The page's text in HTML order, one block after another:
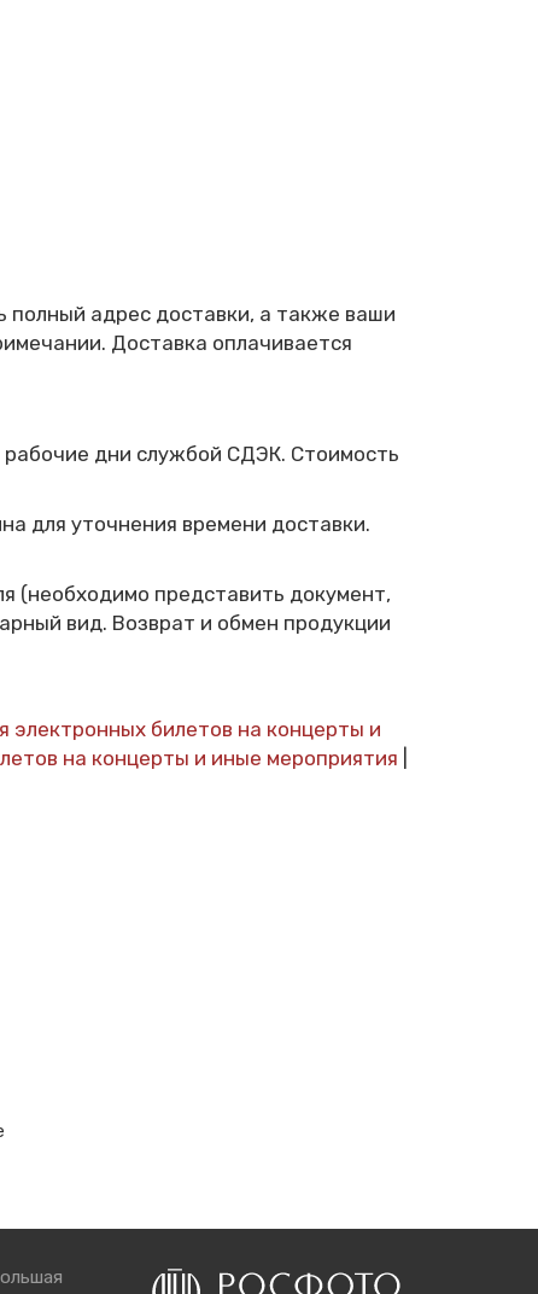
полный адрес доставки, а также ваши
Доставка оплачивается
рабочие дни службой СДЭК. Стоимость
для уточнения времени доставки.
(необходимо представить документ,
вид. Возврат и обмен продукции
электронных билетов на концерты и
на концерты и иные мероприятия